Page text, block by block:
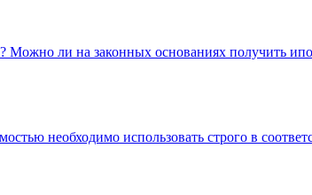
Можно ли на законных основаниях получить
необходимо использовать строго в